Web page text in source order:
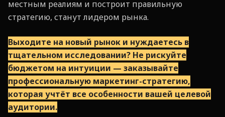
местным реалиям и построит правильную
стратегию, станут лидером рынка.
Выходите на новый рынок и нуждаетесь в
тщательном исследовании? Не рискуйте
бюджетом на интуиции — заказывайте
профессиональную маркетинг-стратегию,
которая учтёт все особенности вашей целевой
аудитории.